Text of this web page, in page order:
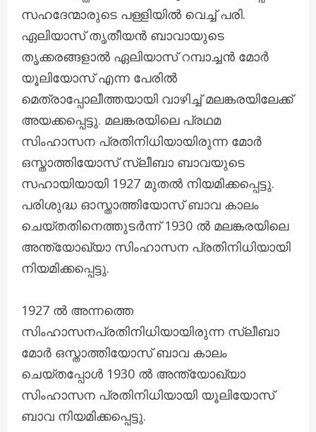
സഹദേന്മാരുടെ പള്ളിയിൽ വെച്ച് പരി.
ഏലിയാസ് തൃതീയൻ ബാവായുടെ
തൃക്കരങ്ങളാൽ ഏലിയാസ് റമ്പാച്ചൻ മോർ
യൂലിയോസ് എന്ന പേരിൽ
മെത്രാപ്പോലീത്തയായി വാഴിച്ച് മലങ്കരയിലേക്ക്
അയക്കപ്പെട്ടു. മലങ്കരയിലെ പ്രഥമ
സിംഹാസന പ്രതിനിധിയായിരുന്ന മോർ
ഒസ്താത്തിയോസ് സ്ലീബാ ബാവയുടെ
സഹായിയായി 1927 മുതൽ നിയമിക്കപ്പെട്ടു.
പരിശുദ്ധ ഓസ്താത്തിയോസ് ബാവ കാലം
ചെയ്തതിനെത്തുടർന്ന് 1930 ൽ മലങ്കരയിലെ
അന്ത്യോഖ്യാ സിംഹാസന പ്രതിനിധിയായി
നിയമിക്കപ്പെട്ടു.
1927 ൽ അന്നത്തെ
സിംഹാസനപ്രതിനിധിയായിരുന്ന സ്ലീബാ
മോർ ഒസ്താത്തിയോസ് ബാവ കാലം
ചെയ്തപ്പോൾ 1930 ൽ അന്ത്യോഖ്യാ
സിംഹാസന പ്രതിനിധിയായി യൂലിയോസ്
ബാവ നിയമിക്കപ്പെട്ടു.